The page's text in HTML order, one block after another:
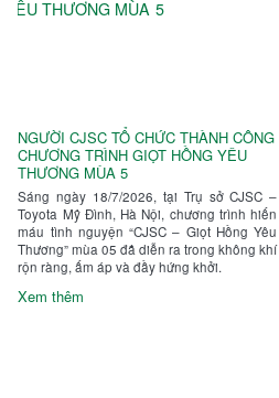
NGƯỜI CJSC TỔ CHỨC THÀNH CÔNG
CHƯƠNG TRÌNH GIỌT HỒNG YÊU
THƯƠNG MÙA 5
Sáng ngày 18/7/2026, tại Trụ sở CJSC –
Toyota Mỹ Đình, Hà Nội, chương trình hiến
máu tình nguyện “CJSC – Giọt Hồng Yêu
Thương” mùa 05 đã diễn ra trong không khí
rộn ràng, ấm áp và đầy hứng khởi.
Xem thêm